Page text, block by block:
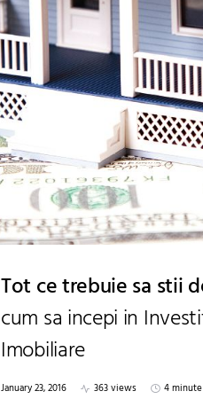
Tot ce trebuie sa stii
cum sa incepi in
Imobiliare
January 23, 2016 363 views 4